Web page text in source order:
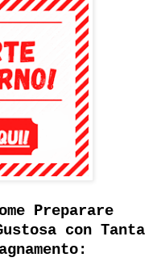
Preparare
con Tanta